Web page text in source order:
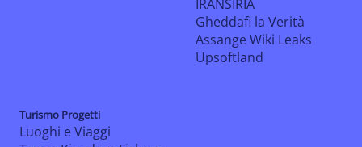
IRANSIRIA
Gheddafi la Verità
Assange Wiki Leaks
Upsoftland
Turismo Progetti
Luoghi e Viaggi